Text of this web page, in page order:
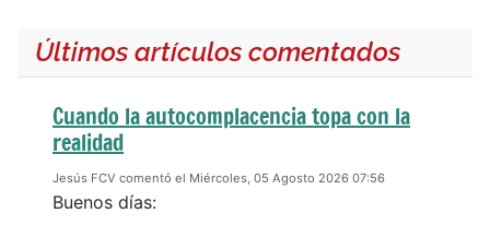
Últimos artículos comentados
Cuando la autocomplacencia topa con la
realidad
Jesús FCV comentó el Miércoles, 05 Agosto 2026 07:56
Buenos días: